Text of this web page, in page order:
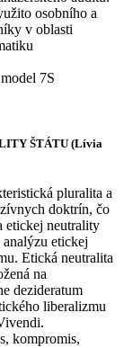
osobního a
v oblasti
7S
ŠTÁTU (Lívia
pluralita a
doktrín, čo
etickej neutrality
etickej
Etická neutralita
na
dezideratum
liberalizmu
kompromis,